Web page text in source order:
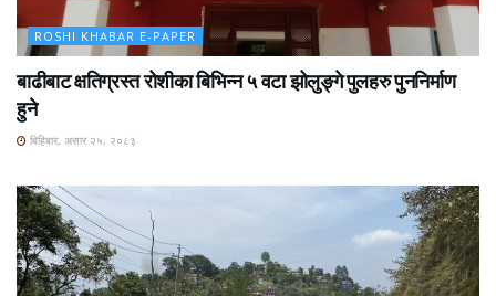
ROSHI KHABAR E-PAPER
बाढीबाट क्षतिग्रस्त रोशीका बिभिन्न ५ वटा झोलुङ्गे पुलहरु पुननिर्माण
हुने
बिहिबार, असार २५, २०८३